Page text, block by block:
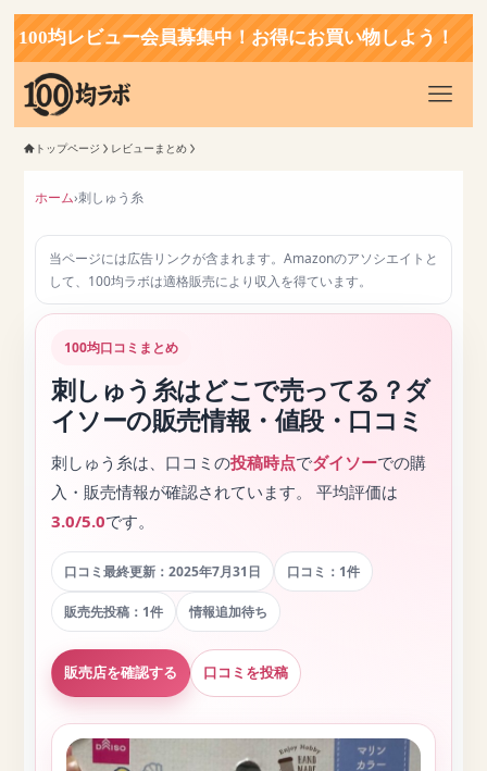
レビュー会員募集中！お得にお買い物しよう！
トップページ レビューまとめ
ホーム›刺しゅう糸
当ページには広告リンクが含まれます。Amazonのアソシエイトと
して、100均ラボは適格販売により収入を得ています。
100均口コミまとめ
刺しゅう糸はどこで売ってる？ダ
イソーの販売情報・値段・口コミ
刺しゅう糸は、口コミの投稿時点でダイソーでの購
入・販売情報が確認されています。 平均評価は
3.0/5.0です。
口コミ最終更新：2025年7月31日 口コミ：1件
販売先投稿：1件 情報追加待ち
販売店を確認する 口コミを投稿